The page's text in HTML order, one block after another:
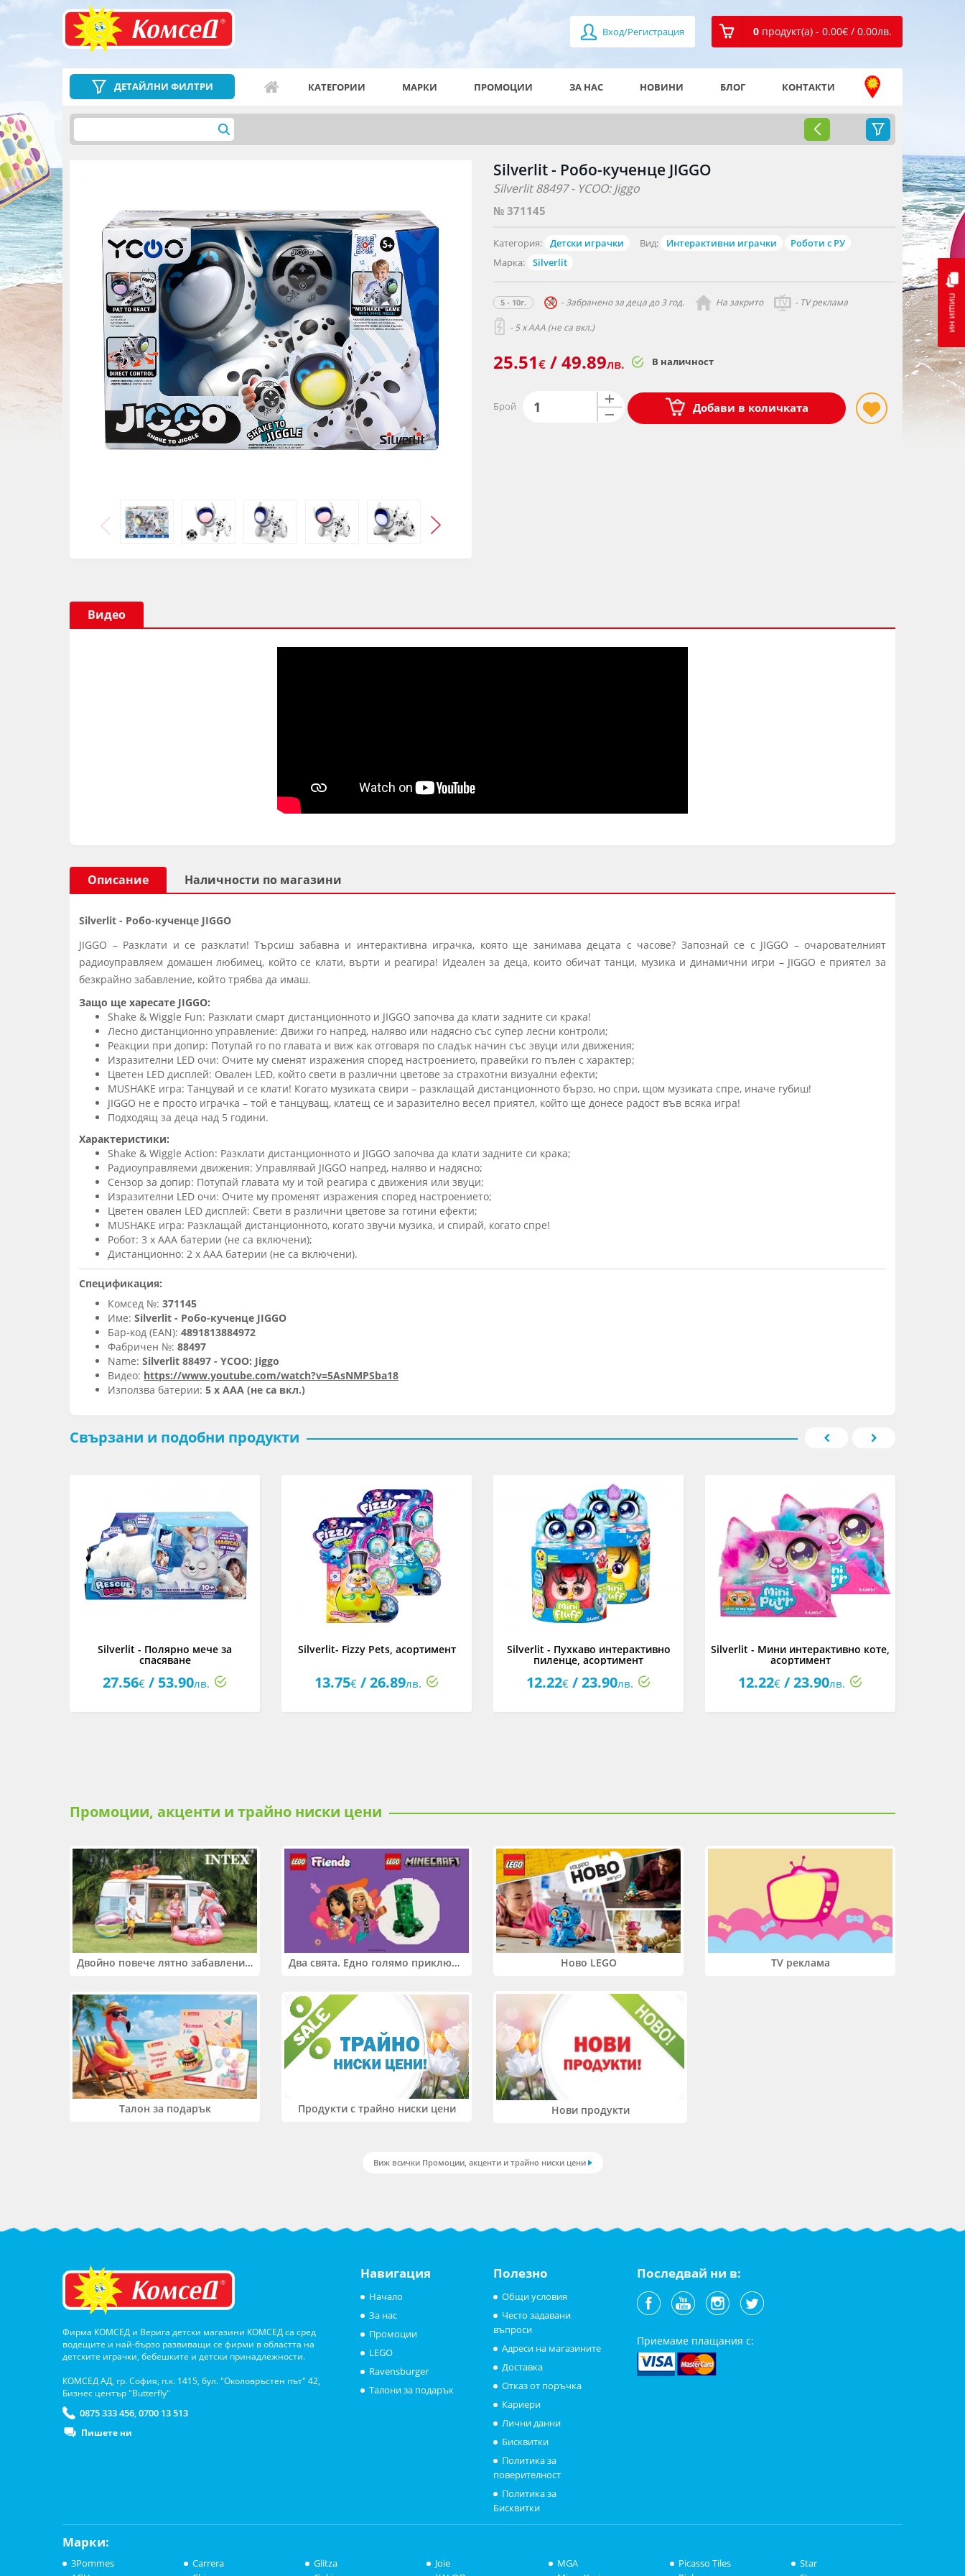
Вход/Регистрация 0 продукт(а) - 0.00€ / 0.00лв.
пиши ни
ДЕТАЙЛНИ ФИЛТРИ КАТЕГОРИИ МАРКИ ПРОМОЦИИ ЗА НАС НОВИНИ БЛОГ КОНТАКТИ
Silverlit - Робо-кученце JIGGO
Silverlit 88497 - YCOO: Jiggo
№ 371145
Категория: Детски играчки Вид: Интерактивни играчки
Роботи с РУ
Марка:
Silverlit
5 - 10г. - Забранено за деца до 3 год. На закрито - TV реклама
- 5 x AAA (не са вкл.)
25.51€ / 49.89лв. В наличност
Брой Добави в количката
Видео
Описание Наличности по магазини
Silverlit - Робо-кученце JIGGO
JIGGO – Разклати и се разклати! Търсиш забавна и интерактивна играчка, която ще занимава децата с часове? Запознай се с JIGGO – очарователният
радиоуправляем домашен любимец, който се клати, върти и реагира! Идеален за деца, които обичат танци, музика и динамични игри – JIGGO е приятел за
безкрайно забавление, който трябва да имаш.
Защо ще харесате JIGGO:
Shake & Wiggle Fun: Разклати смарт дистанционното и JIGGO започва да клати задните си крака!
Лесно дистанционно управление: Движи го напред, наляво или надясно със супер лесни контроли;
Реакции при допир: Потупай го по главата и виж как отговаря по сладък начин със звуци или движения;
Изразителни LED очи: Очите му сменят изражения според настроението, правейки го пълен с характер;
Цветен LED дисплей: Овален LED, който свети в различни цветове за страхотни визуални ефекти;
MUSHAKE игра: Танцувай и се клати! Когато музиката свири – разклащай дистанционното бързо, но спри, щом музиката спре, иначе губиш!
JIGGO не е просто играчка – той е танцуващ, клатещ се и заразително весел приятел, който ще донесе радост във всяка игра!
Подходящ за деца над 5 години.
Характеристики:
Shake & Wiggle Action: Разклати дистанционното и JIGGO започва да клати задните си крака;
Радиоуправляеми движения: Управлявай JIGGO напред, наляво и надясно;
Сензор за допир: Потупай главата му и той реагира с движения или звуци;
Изразителни LED очи: Очите му променят изражения според настроението;
Цветен овален LED дисплей: Свети в различни цветове за готини ефекти;
MUSHAKE игра: Разклащай дистанционното, когато звучи музика, и спирай, когато спре!
Робот: 3 x AAA батерии (не са включени);
Дистанционно: 2 x AAA батерии (не са включени).
Спецификация:
Комсед №: 371145
Име: Silverlit - Робо-кученце JIGGO
Бар-код (EAN): 4891813884972
Фабричен №: 88497
Name: Silverlit 88497 - YCOO: Jiggo
Видео: https://www.youtube.com/watch?v=5AsNMPSba18
Използва батерии: 5 x AAA (не са вкл.)
Свързани и подобни продукти
Silverlit - Полярно мече за
спасяване
27.56€ / 53.90лв.
Silverlit- Fizzy Pets, асортимент
13.75€ / 26.89лв.
Silverlit - Пухкаво интерактивно
пиленце, асортимент
12.22€ / 23.90лв.
Silverlit - Мини интерактивно коте,
асортимент
12.22€ / 23.90лв.
Промоции, акценти и трайно ниски цени
Двойно повече лятно забавление! Купи 2 продукта INTEX и вземи -33% Два свята. Едно голямо приключение. Купи 2 продукта LEGO® Friends и/или LEGO® Minecraft и вземи -27% Ново LEGO TV реклама
Талон за подарък Продукти с трайно ниски цени Нови продукти
Виж всички Промоции, акценти и трайно ниски цени
Фирма КОМСЕД и Верига детски магазини КОМСЕД са сред
водещите и най-бързо развиващи се фирми в областта на
детските играчки, бебешките и детски принадлежности.
КОМСЕД АД, гр. София, п.к. 1415, бул. "Околовръстен път" 42,
Бизнес център "Butterfly"
0875 333 456, 0700 13 513
Пишете ни
Навигация
Начало
За нас
Промоции
LEGO
Ravensburger
Талони за подарък
Полезно
Общи условия
Често задавани
въпроси
Адреси на магазините
Доставка
Отказ от поръчка
Кариери
Лични данни
Бисквитки
Политика за
поверителност
Политика за
Бисквитки
Последвай ни в:
Приемаме плащания с:
Марки:
3Pommes
Carrera
Glitza
Joie
MGA
Picasso Tiles
Star